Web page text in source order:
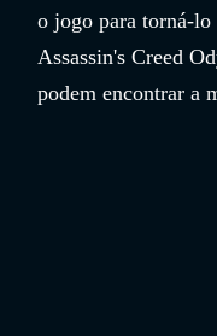
o jogo para torná-lo
Assassin's Creed
podem encontrar a